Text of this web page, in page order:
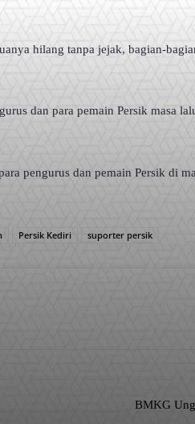
hilang tanpa jejak, bagian-
dan para pemain Persik masa
pengurus dan pemain Persik di
Persik Kediri suporter persik
BMKG